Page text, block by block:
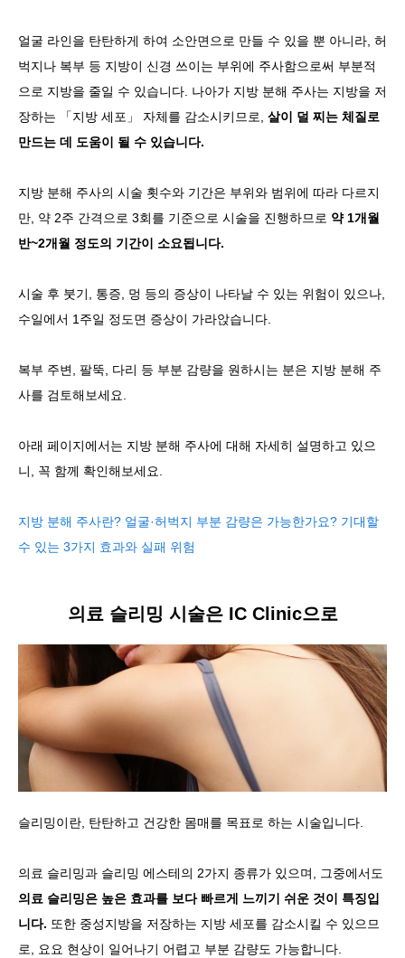
얼굴 라인을 탄탄하게 하여 소안면으로 만들 수 있을 뿐 아니라, 허
벅지나 복부 등 지방이 신경 쓰이는 부위에 주사함으로써 부분적
으로 지방을 줄일 수 있습니다. 나아가 지방 분해 주사는 지방을 저
장하는 「지방 세포」 자체를 감소시키므로, 살이 덜 찌는 체질로
만드는 데 도움이 될 수 있습니다.
지방 분해 주사의 시술 횟수와 기간은 부위와 범위에 따라 다르지
만, 약 2주 간격으로 3회를 기준으로 시술을 진행하므로 약 1개월
반~2개월 정도의 기간이 소요됩니다.
시술 후 붓기, 통증, 멍 등의 증상이 나타날 수 있는 위험이 있으나,
수일에서 1주일 정도면 증상이 가라앉습니다.
복부 주변, 팔뚝, 다리 등 부분 감량을 원하시는 분은 지방 분해 주
사를 검토해보세요.
아래 페이지에서는 지방 분해 주사에 대해 자세히 설명하고 있으
니, 꼭 함께 확인해보세요.
지방 분해 주사란? 얼굴·허벅지 부분 감량은 가능한가요? 기대할
수 있는 3가지 효과와 실패 위험
의료 슬리밍 시술은 IC Clinic으로
슬리밍이란, 탄탄하고 건강한 몸매를 목표로 하는 시술입니다.
의료 슬리밍과 슬리밍 에스테의 2가지 종류가 있으며, 그중에서도
의료 슬리밍은 높은 효과를 보다 빠르게 느끼기 쉬운 것이 특징입
니다. 또한 중성지방을 저장하는 지방 세포를 감소시킬 수 있으므
로, 요요 현상이 일어나기 어렵고 부분 감량도 가능합니다.